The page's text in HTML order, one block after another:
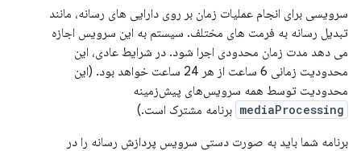
سرویسی برای انجام عملیات زمان بر روی دارایی های رسانه، مانند
تبدیل رسانه به فرمت های مختلف. سیستم به این سرویس اجازه
می دهد مدت زمان محدودی اجرا شود. در شرایط عادی، این
محدودیت زمانی 6 ساعت از هر 24 ساعت خواهد بود. (این
محدودیت توسط همه سرویس‌های پیش‌زمینه
mediaProcessing برنامه مشترک است.)
برنامه شما باید به صورت دستی سرویس پردازش رسانه را در